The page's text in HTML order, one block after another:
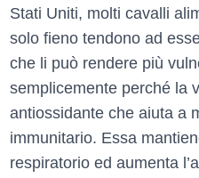
Stati Uniti, molti cavalli
solo fieno tendono ad
che li può rendere più
semplicemente perché la
antiossidante che aiuta a
immunitario. Essa
respiratorio ed aumenta